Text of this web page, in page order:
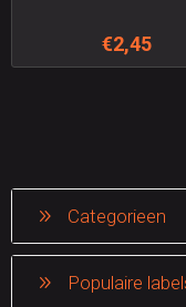
€2,45
Categorieen
Populaire